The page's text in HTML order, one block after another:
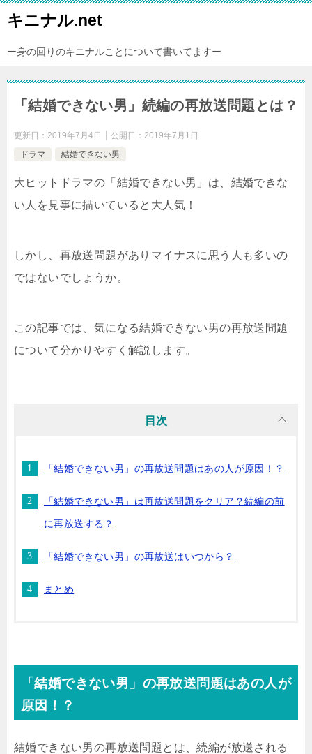
キニナル.net
ー身の回りのキニナルことについて書いてますー
「結婚できない男」続編の再放送問題とは？
更新日： 2019年7月4日 公開日： 2019年7月1日
ドラマ
結婚できない男
大ヒットドラマの「結婚できない男」は、結婚できな
い人を見事に描いていると大人気！
しかし、再放送問題がありマイナスに思う人も多いの
ではないでしょうか。
この記事では、気になる結婚できない男の再放送問題
について分かりやすく解説します。
目次
「結婚できない男」の再放送問題はあの人が原因！？
「結婚できない男」は再放送問題をクリア？続編の前
に再放送する？
「結婚できない男」の再放送はいつから？
まとめ
「結婚できない男」の再放送問題はあの人が
原因！？
結婚できない男の再放送問題とは、続編が放送される